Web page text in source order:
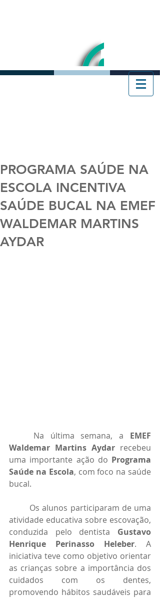
PROGRAMA SAÚDE NA
ESCOLA INCENTIVA
SAÚDE BUCAL NA EMEF
WALDEMAR MARTINS
AYDAR
	Na última semana, a
EMEF
Waldemar Martins Aydar recebeu
uma importante ação do Programa
Saúde na Escola, com foco na saúde
bucal.
atividade educativa sobre escovação,
conduzida pelo dentista Gustavo
Henrique Perinasso Heleber. A
iniciativa teve como objetivo orientar
as crianças sobre a importância dos
cuidados com os dentes,
promovendo hábitos saudáveis para